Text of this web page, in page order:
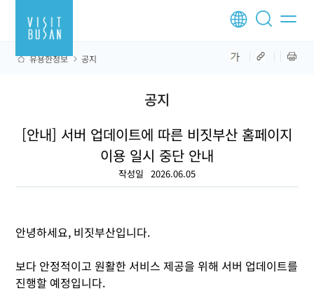
유용한정보 공지
공지
[안내] 서버 업데이트에 따른 비짓부산 홈페이지
이용 일시 중단 안내
작성일 2026.06.05
안녕하세요, 비짓부산입니다.
보다 안정적이고 원활한 서비스 제공을 위해 서버 업데이트를
진행할 예정입니다.